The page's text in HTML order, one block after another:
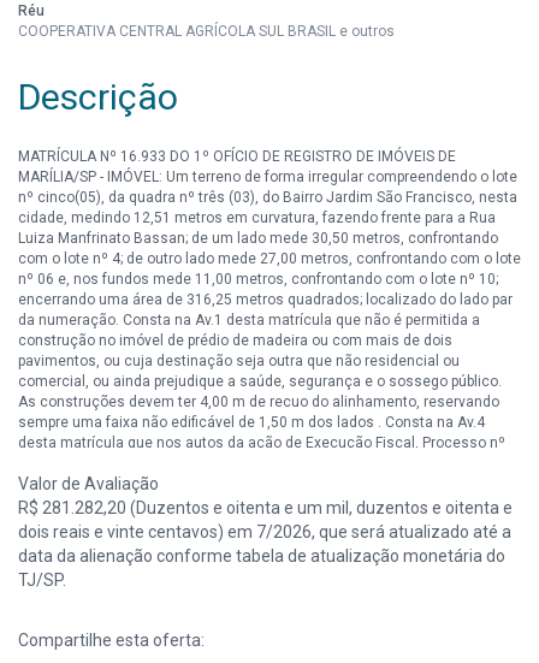
Réu
COOPERATIVA CENTRAL AGRÍCOLA SUL BRASIL e outros
Descrição
MATRÍCULA Nº 16.933 DO 1º OFÍCIO DE REGISTRO DE IMÓVEIS DE
MARÍLIA/SP - IMÓVEL: Um terreno de forma irregular compreendendo o lote
nº cinco(05), da quadra nº três (03), do Bairro Jardim São Francisco, nesta
cidade, medindo 12,51 metros em curvatura, fazendo frente para a Rua
Luiza Manfrinato Bassan; de um lado mede 30,50 metros, confrontando
com o lote nº 4; de outro lado mede 27,00 metros, confrontando com o lote
nº 06 e, nos fundos mede 11,00 metros, confrontando com o lote nº 10;
encerrando uma área de 316,25 metros quadrados; localizado do lado par
da numeração. Consta na Av.1 desta matrícula que não é permitida a
construção no imóvel de prédio de madeira ou com mais de dois
pavimentos, ou cuja destinação seja outra que não residencial ou
comercial, ou ainda prejudique a saúde, segurança e o sossego público.
As construções devem ter 4,00 m de recuo do alinhamento, reservando
sempre uma faixa não edificável de 1,50 m dos lados . Consta na Av.4
desta matrícula que nos autos da ação de Execução Fiscal, Processo nº
requerida por MUNICÍPIO DE MARÍLIA contra COOPERATIVA CENTRAL
AGRÍCOLA SUL BRASIL, foi penhorado o imóvel desta matrícula, sendo
nomeada depositária Marcia Aparecida de Souza. Consta na Av.5 desta
matrícula que nos autos da ação de Execução Fiscal, Processo nº 3.577-
98, em trâmite no Serviço Anexo das Fazendas de Marília/SP, requerida por
DEPARTAMENTO DE ÁGUA E ESGOTO DE MARÍLIA - DAEM contra
Consta na Av.6 desta matrícula que nos autos da ação de Execução
Valor de Avaliação
R$ 281.282,20 (Duzentos e oitenta e um mil, duzentos e oitenta e
dois reais e vinte centavos) em 7/2026, que será atualizado até a
data da alienação conforme tabela de atualização monetária do
TJ/SP.
Compartilhe esta oferta: